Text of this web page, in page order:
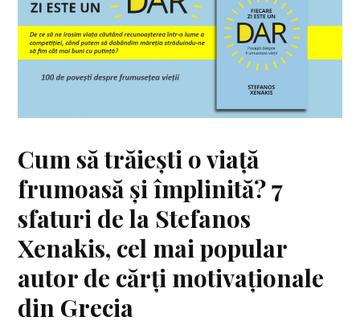
Cum să trăiești o viață
frumoasă și împlinită? 7
sfaturi de la Stefanos
Xenakis, cel mai popular
autor de cărți motivaționale
din Grecia